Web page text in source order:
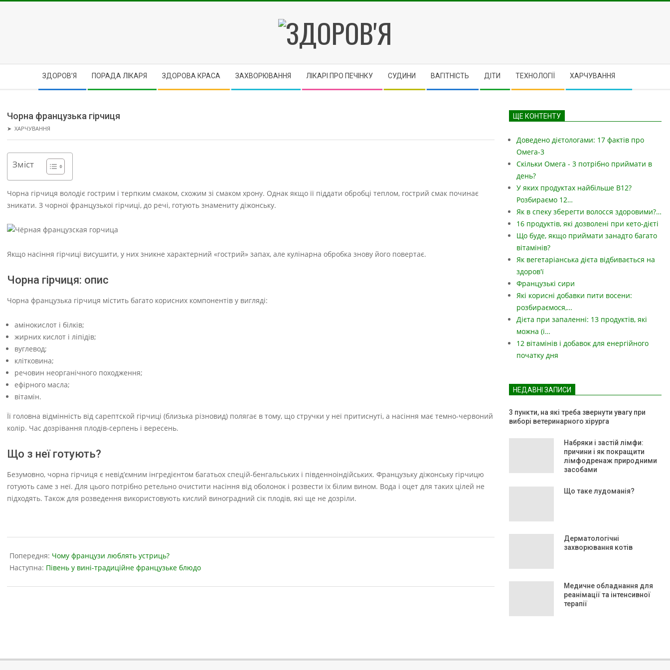
ЗДОРОВ'Я
ЗДОРОВ’Я ПОРАДА ЛІКАРЯ ЗДОРОВА КРАСА ЗАХВОРЮВАННЯ ЛІКАРІ ПРО ПЕЧІНКУ CУДИНИ ВАГІТНІСТЬ ДІТИ ТЕХНОЛОГІЇ ХАРЧУВАННЯ
Чорна французька гірчиця
➤ ХАРЧУВАННЯ
Зміст
Чорна гірчиця володіє гострим і терпким смаком, схожим зі смаком хрону. Однак якщо її піддати обробці теплом, гострий смак починає
зникати. З чорної французької гірчиці, до речі, готують знамениту діжонську.
Якщо насіння гірчиці висушити, у них зникне характерний «гострий» запах, але кулінарна обробка знову його повертає.
Чорна гірчиця: опис
Чорна французька гірчиця містить багато корисних компонентів у вигляді:
амінокислот і білків;
жирних кислот і ліпідів;
вуглевод;
клітковина;
речовин неорганічного походження;
ефірного масла;
вітамін.
Її головна відмінність від сарептской гірчиці (близька різновид) полягає в тому, що стручки у неї притиснуті, а насіння має темно-червоний
колір. Час дозрівання плодів-серпень і вересень.
Що з неї готують?
Безумовно, чорна гірчиця є невід’ємним інгредієнтом багатьох спецій-бенгальських і південноіндійських. Французьку діжонську гірчицю
готують саме з неї. Для цього потрібно ретельно очистити насіння від оболонок і розвести їх білим вином. Вода і оцет для таких цілей не
підходять. Також для розведення використовують кислий виноградний сік плодів, які ще не дозріли.
07-
28
Попередня: Чому французи люблять устриць?
Наступна: Півень у вині-традиційне французьке блюдо
ЩЕ КОНТЕНТУ
Доведено дієтологами: 17 фактів про
Омега-3
Скільки Омега - 3 потрібно приймати в
день?
У яких продуктах найбільше B12?
Розбираємо 12…
Як в спеку зберегти волосся здоровими?…
16 продуктів, які дозволені при кето-дієті
Що буде, якщо приймати занадто багато
вітамінів?
Як вегетаріанська дієта відбивається на
здоров'ї
Французькі сири
Які корисні добавки пити восени:
розбираємося,…
Дієта при запаленні: 13 продуктів, які
можна (і…
12 вітамінів і добавок для енергійного
початку дня
НЕДАВНІ ЗАПИСИ
3 пункти, на які треба звернути увагу при
виборі ветеринарного хірурга
Набряки і застій лімфи:
причини і як покращити
лімфодренаж природними
засобами
Що таке лудоманія?
Дерматологічні
захворювання котів
Медичне обладнання для
реанімації та інтенсивної
терапії